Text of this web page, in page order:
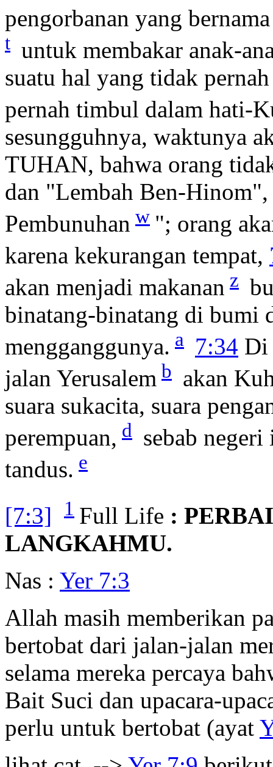
pengorbanan yang
t untuk membakar anak-
suatu hal yang tidak
pernah timbul dalam hati-
sesungguhnya, waktunya
TUHAN, bahwa orang
dan "Lembah Ben-
Pembunuhan w "; orang
karena kekurangan tempat,
akan menjadi makanan z
binatang-binatang di bumi
mengganggunya. a 7:34 Di
jalan Yerusalem b akan
suara sukacita, suara
perempuan, d sebab
tandus. e
[7:3] 1 Full Life :
LANGKAHMU.
Nas : Yer 7:3
Allah masih memberikan
bertobat dari jalan-jalan
selama mereka percaya
Bait Suci dan upacara-
perlu untuk bertobat (ayat